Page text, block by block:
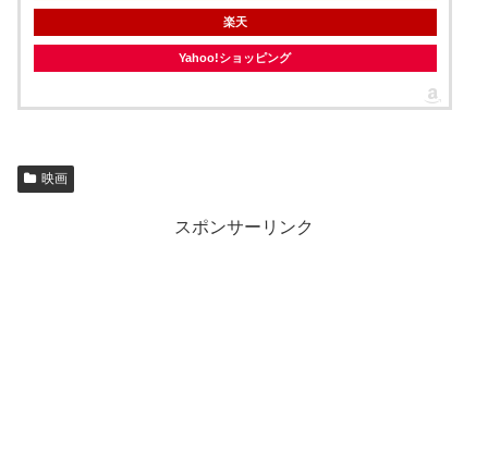
楽天
Yahoo!ショッピング
映画
スポンサーリンク